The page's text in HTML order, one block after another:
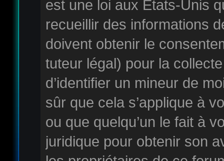
est une loi aux États-Unis
recueillir des informations
doivent obtenir le
tuteur légal) pour la
d’identifier un mineur de
sûr que cela s’applique à
ou que quelqu’un le fait à
juridique pour obtenir son